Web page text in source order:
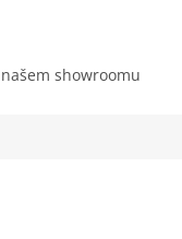
showroomu